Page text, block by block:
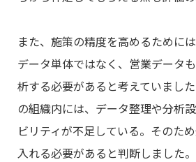
また、施策の精度を高めるために
データ単体ではなく、営業データ
析する必要があると考えていまし
の組織内には、データ整理や分析
ビリティが不足している。そのた
入れる必要があると判断しました。